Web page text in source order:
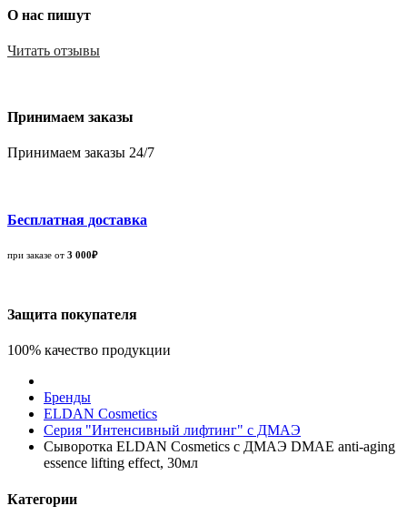
О нас пишут
Читать отзывы
Принимаем заказы
Принимаем заказы 24/7
Бесплатная доставка
при заказе от 3 000₽
Защита покупателя
100% качество продукции
Бренды
ELDAN Cosmetics
Серия "Интенсивный лифтинг" с ДМАЭ
Сыворотка ELDAN Cosmetics с ДМАЭ DMAE anti-aging
essence lifting effect, 30мл
Категории